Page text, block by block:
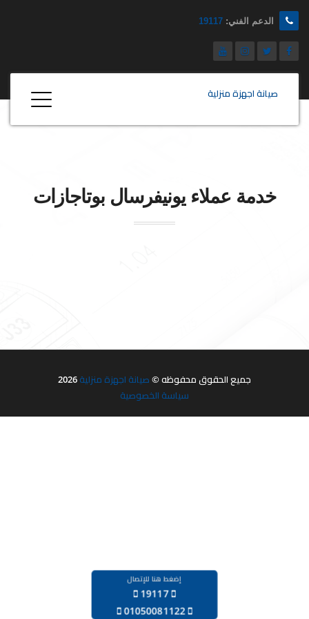
الدعم الفني: 19117
صيانة اجهزة منزلية
خدمة عملاء يونيفرسال بوتاجازات
جميع الحقوق محفوظه © صيانة اجهزة منزلية
سياسة الخصوصية
إضغط هنا للإتصال
19117
‪01050081122‬‏